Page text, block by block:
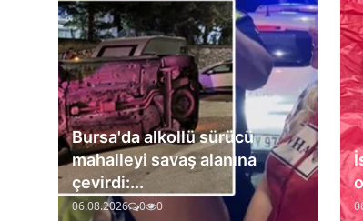
Bursa'da alkollü sürücü
mahalleyi savaş alanına
çevirdi:...
06.08.2026 0 0